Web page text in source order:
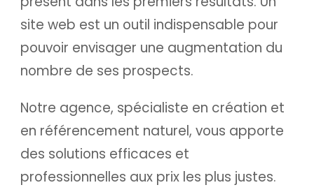
site web est un outil indispensable pour
pouvoir envisager une augmentation du
nombre de ses prospects.
Notre agence, spécialiste en création et
en référencement naturel, vous apporte
des solutions efficaces et
professionnelles aux prix les plus justes.